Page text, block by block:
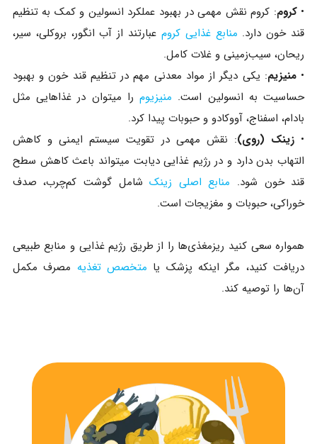
•کروم: کروم نقش مهمی در بهبود عملکرد انسولین و کمک به تنظیم
قند خون دارد. منابع غذایی کروم عبارتند از آب انگور، بروکلی، سیر،
ریحان، سیب‌زمینی و غلات کامل.
•منیزیم: یکی دیگر از مواد معدنی مهم در تنظیم قند خون و بهبود
حساسیت به انسولین است. منیزیوم را میتوان در غذاهایی مثل
بادام، اسفناج، آووکادو و حبوبات پیدا کرد.
•زینک (روی): نقش مهمی در تقویت سیستم ایمنی و کاهش
التهاب بدن دارد و در رژیم غذایی دیابت میتواند باعث کاهش سطح
قند خون شود. منابع اصلی زینکشامل گوشت کم‌چرب، صدف
خوراکی، حبوبات و مغزیجات است.
همواره سعی کنید ریزمغذی‌ها را از طریق رژیم غذایی و منابع طبیعی
دریافت کنید، مگر اینکه پزشک یا متخصص تغذیه مصرف مکمل
آن‌ها را توصیه کند.